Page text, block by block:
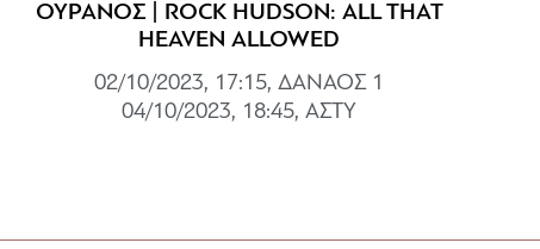
ΟΥΡΑΝΟΣ | ROCK HUDSON: ALL THAT
HEAVEN ALLOWED
02/10/2023, 17:15, ΔΑΝΑΟΣ 1
04/10/2023, 18:45, ΑΣΤΥ